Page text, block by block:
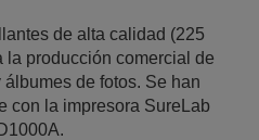
de alta calidad (225
la producción comercial de
de fotos. Se han
con la impresora SureLab